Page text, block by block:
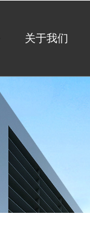
关于我们